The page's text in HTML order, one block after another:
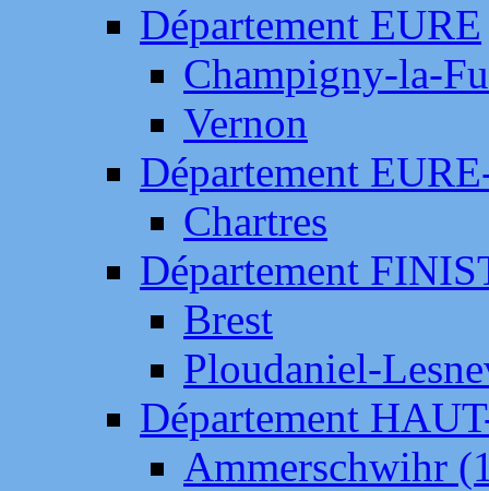
Département EURE
Champigny-la-
Vernon
Département
Chartres
Département
Brest
Ploudaniel-
Département
Ammerschwihr